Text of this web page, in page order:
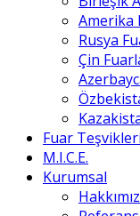
Amerika
Rusya
Çin
Fuar Teşvikleri
M.I.C.E.
Kurumsal